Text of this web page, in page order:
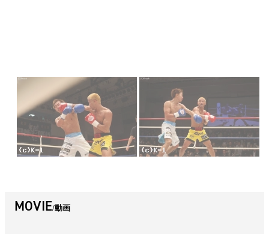
MOVIE 動画